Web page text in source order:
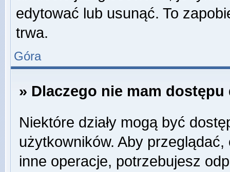
edytować lub usunąć. To
trwa.
Góra
» Dlaczego nie mam dostępu
Niektóre działy mogą być
użytkowników. Aby
inne operacje, potrzebujesz